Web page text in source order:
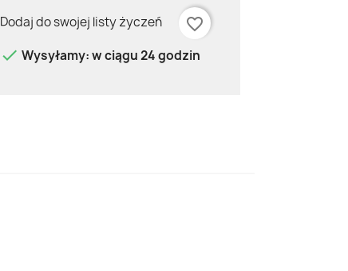
Dodaj do swojej listy życzeń
favorite_border
 Wysyłamy: w ciągu 24 godzin